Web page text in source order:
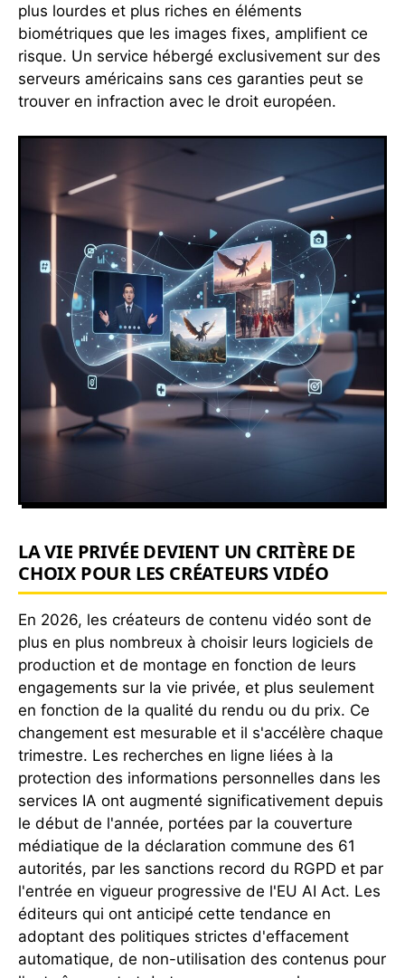
plus lourdes et plus riches en éléments
biométriques que les images fixes, amplifient ce
risque. Un service hébergé exclusivement sur des
serveurs américains sans ces garanties peut se
trouver en infraction avec le droit européen.
LA VIE PRIVÉE DEVIENT UN CRITÈRE DE
CHOIX POUR LES CRÉATEURS VIDÉO
En 2026, les créateurs de contenu vidéo sont de
plus en plus nombreux à choisir leurs logiciels de
production et de montage en fonction de leurs
engagements sur la vie privée, et plus seulement
en fonction de la qualité du rendu ou du prix. Ce
changement est mesurable et il s'accélère chaque
trimestre. Les recherches en ligne liées à la
protection des informations personnelles dans les
services IA ont augmenté significativement depuis
le début de l'année, portées par la couverture
médiatique de la déclaration commune des 61
autorités, par les sanctions record du RGPD et par
l'entrée en vigueur progressive de l'EU AI Act. Les
éditeurs qui ont anticipé cette tendance en
adoptant des politiques strictes d'effacement
automatique, de non-utilisation des contenus pour